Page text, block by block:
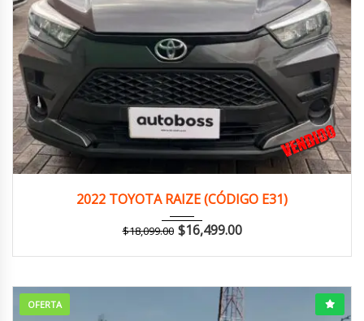
113,000 km
2022 TOYOTA RAIZE (CÓDIGO E31)
$18,099.00 $16,499.00
OFERTA